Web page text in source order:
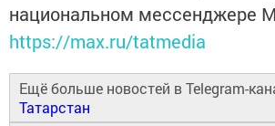
национальном мессенджере
https://max.ru/tatmedia
Ещё больше новостей в Telegram-
Татарстан